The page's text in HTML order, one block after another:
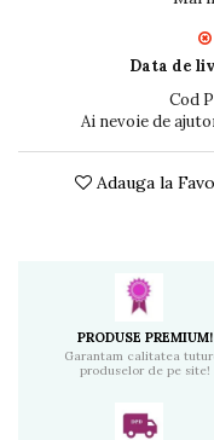
Data de
Cod
Ai nevoie de
Adauga la
PRODUSE PREMIUM!
Garantam calitatea
produselor de pe site!